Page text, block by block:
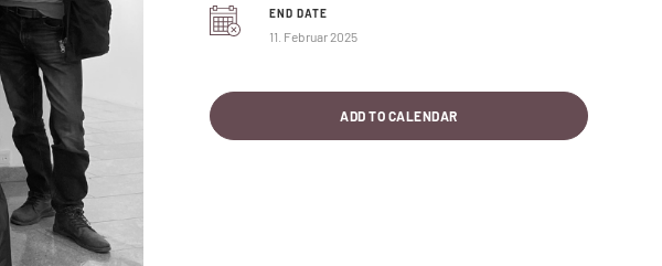
END DATE
11. Februar 2025
ADD TO CALENDAR